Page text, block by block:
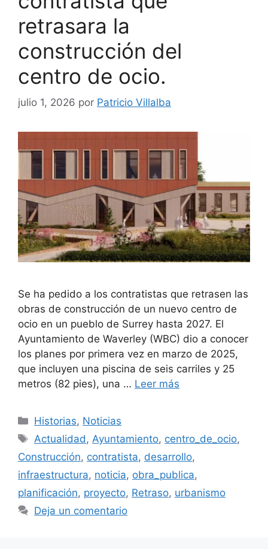
retrasara la
construcción del
centro de ocio.
julio 1, 2026 por Patricio Villalba
Se ha pedido a los contratistas que retrasen las
obras de construcción de un nuevo centro de
ocio en un pueblo de Surrey hasta 2027. El
Ayuntamiento de Waverley (WBC) dio a conocer
los planes por primera vez en marzo de 2025,
que incluyen una piscina de seis carriles y 25
metros (82 pies), una … Leer más
Categorías
Historias, Noticias
Etiquetas
Actualidad,Ayuntamiento, centro_de_ocio,
Construcción, contratista, desarrollo,
infraestructura, noticia, obra_publica,
planificación, proyecto, Retraso, urbanismo
Deja un comentario